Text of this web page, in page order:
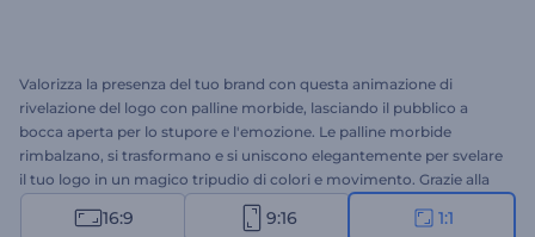
Valorizza la presenza del tuo brand con questa animazione di
rivelazione del logo con palline morbide, lasciando il pubblico a
bocca aperta per lo stupore e l'emozione. Le palline morbide
rimbalzano, si trasformano e si uniscono elegantemente per svelare
il tuo logo in un magico tripudio di colori e movimento. Grazie alla
facile personalizzazione, basta inserire il logo, digitare lo slogan,
scegliere tra una varietà di colori e lasciare che la magia si compia.
16:9 9:16 1:1